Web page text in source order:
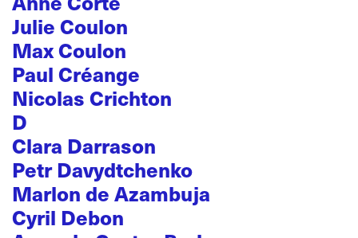
Julie Coulon
Max Coulon
Paul Créange
Nicolas Crichton
D
Clara Darrason
Petr Davydtchenko
Marlon de Azambuja
Cyril Debon